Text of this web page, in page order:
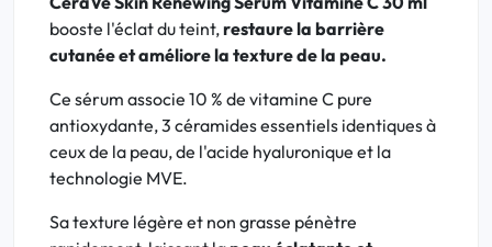
booste l'éclat du teint,restaure la barrière
cutanée et améliore la texture de la peau.
Ce sérum associe 10 % de vitamine C pure
antioxydante, 3 céramides essentiels identiques à
ceux de la peau, de l'acide hyaluronique et la
technologie MVE.
Sa texture légère et non grasse pénètre